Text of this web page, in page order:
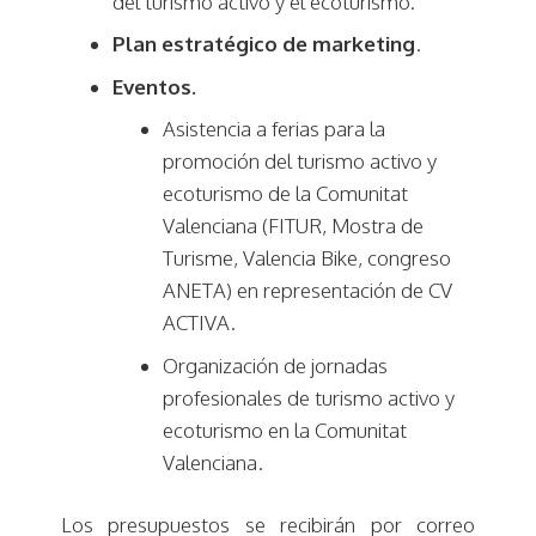
Plan estratégico de marketing.
Eventos.
Asistencia a ferias para la
promoción del turismo activo y
ecoturismo de la Comunitat
Valenciana (FITUR, Mostra de
Turisme, Valencia Bike, congreso
ANETA) en representación de CV
ACTIVA.
Organización de jornadas
profesionales de turismo activo y
ecoturismo en la Comunitat
Valenciana.
Los presupuestos se recibirán por correo